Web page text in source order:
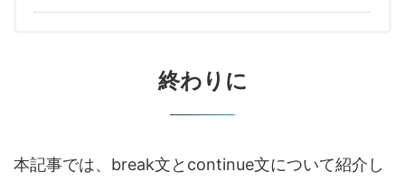
終わりに
本記事では、break文とcontinue文について紹介し